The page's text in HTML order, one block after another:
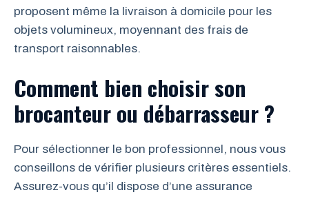
proposent même la livraison à domicile pour les
objets volumineux, moyennant des frais de
transport raisonnables.
Comment bien choisir son
brocanteur ou débarrasseur ?
Pour sélectionner le bon professionnel, nous vous
conseillons de vérifier plusieurs critères essentiels.
Assurez-vous qu’il dispose d’une assurance